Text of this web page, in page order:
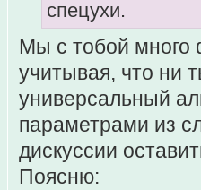
спецухи.
Мы с тобой много
учитывая, что ни
универсальный
параметрами из
дискуссии
Поясню: